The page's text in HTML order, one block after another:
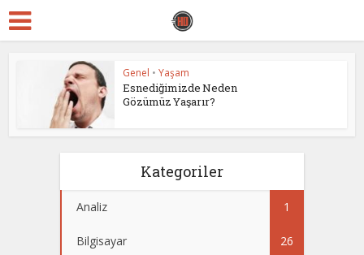
Genel • Yaşam
Esnediğimizde Neden
Gözümüz Yaşarır?
Kategoriler
Analiz 1
Bilgisayar 26